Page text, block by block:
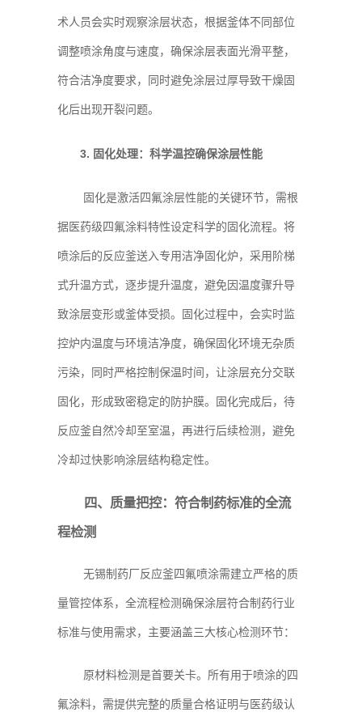
术人员会实时观察涂层状态，根据釜体不同部位
调整喷涂角度与速度，确保涂层表面光滑平整，
符合洁净度要求，同时避免涂层过厚导致干燥固
化后出现开裂问题。
3. 固化处理：科学温控确保涂层性能
固化是激活四氟涂层性能的关键环节，需根
据医药级四氟涂料特性设定科学的固化流程。将
喷涂后的反应釜送入专用洁净固化炉，采用阶梯
式升温方式，逐步提升温度，避免因温度骤升导
致涂层变形或釜体受损。固化过程中，会实时监
控炉内温度与环境洁净度，确保固化环境无杂质
污染，同时严格控制保温时间，让涂层充分交联
固化，形成致密稳定的防护膜。固化完成后，待
反应釜自然冷却至室温，再进行后续检测，避免
冷却过快影响涂层结构稳定性。
四、质量把控：符合制药标准的全流
程检测
无锡制药厂反应釜四氟喷涂需建立严格的质
量管控体系，全流程检测确保涂层符合制药行业
标准与使用需求，主要涵盖三大核心检测环节：
原材料检测是首要关卡。所有用于喷涂的四
氟涂料，需提供完整的质量合格证明与医药级认